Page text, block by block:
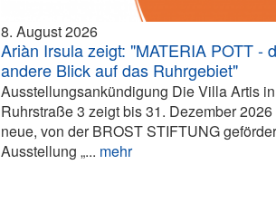
8. August 2026
Ariàn Irsula zeigt: "MATERIA POTT -
andere Blick auf das Ruhrgebiet"
Ausstellungsankündigung Die Villa Artis
Ruhrstraße 3 zeigt bis 31. Dezember
neue, von der BROST STIFTUNG
Ausstellung „... mehr